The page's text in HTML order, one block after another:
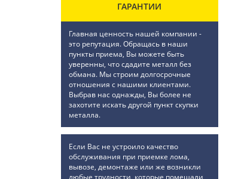
ГАРАНТИИ
Главная ценность нашей компании -
это репутация. Обращась в наши
пункты приема, Вы можете быть
уверенны, что сдадите металл без
обмана. Мы строим долгосрочные
отношения с нашими клиентами.
Выбрав нас однажды, Вы более не
захотите искать другой пункт скупки
металла.
Если Вас не устроило качество
обслуживания при приемке лома,
вывозе, демонтаже или же возникли
любые трудности, которые помешали